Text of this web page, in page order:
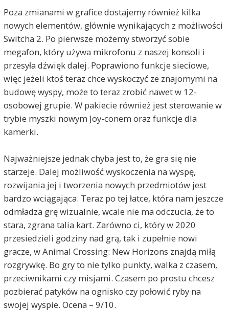
Poza zmianami w grafice dostajemy również kilka
nowych elementów, głównie wynikających z możliwości
Switcha 2. Po pierwsze możemy stworzyć sobie
megafon, który używa mikrofonu z naszej konsoli i
przesyła dźwięk dalej. Poprawiono funkcje sieciowe,
więc jeżeli ktoś teraz chce wyskoczyć ze znajomymi na
budowę wyspy, może to teraz zrobić nawet w 12-
osobowej grupie. W pakiecie również jest sterowanie w
trybie myszki nowym Joy-conem oraz funkcje dla
kamerki.
Najważniejsze jednak chyba jest to, że gra się nie
starzeje. Dalej możliwość wyskoczenia na wyspę,
rozwijania jej i tworzenia nowych przedmiotów jest
bardzo wciągająca. Teraz po tej łatce, która nam jeszcze
odmładza grę wizualnie, wcale nie ma odczucia, że to
stara, zgrana talia kart. Zarówno ci, który w 2020
przesiedzieli godziny nad grą, tak i zupełnie nowi
gracze, w Animal Crossing: New Horizons znajdą miłą
rozgrywkę. Bo gry to nie tylko punkty, walka z czasem,
przeciwnikami czy misjami. Czasem po prostu chcesz
pozbierać patyków na ognisko czy połowić ryby na
swojej wyspie. Ocena – 9/10.